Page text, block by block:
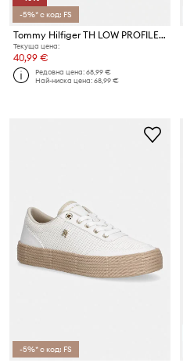
-5%* с код: FS
Tommy Hilfiger TH LOW PROFILE VULC CANVAS ниски кецове дамски
Текуща цена:
40,99 €
Редовна цена:68,99 €
Най-ниска цена:68,99 €
-5%* с код: FS